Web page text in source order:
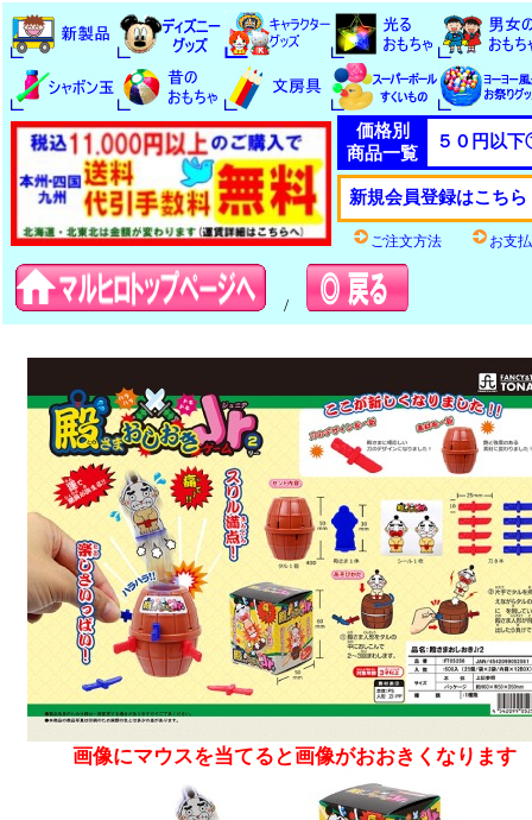
価格別
商品一覧
５０円以
新規会員登録はこちら
ご注文方法 お支
/
画像にマウスを当てると画像がおおきくなります